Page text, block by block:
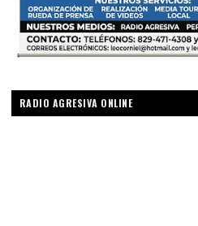
RADIO AGRESIVA ONLINE